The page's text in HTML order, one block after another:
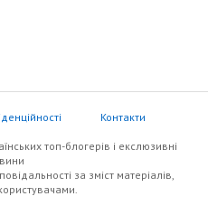
Контакти
топ-блогерів i екслюзивнi
за зміст матеріалів,